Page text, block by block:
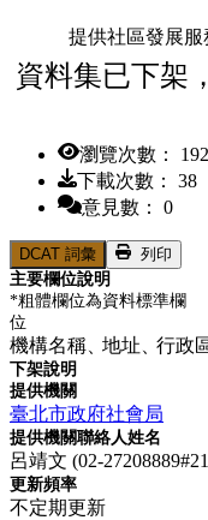
提供社區發展
資料集已下架
瀏覽次數：
下載次數： 38
意見數： 0
DCAT 詞彙
列印
主要欄位說明
*粗體欄位為資料標準欄
位
機構名稱、地址、行政
下架說明
提供機關
臺北市政府社會局
提供機關聯絡人姓名
呂靖文 (02-
更新頻率
不定期更新